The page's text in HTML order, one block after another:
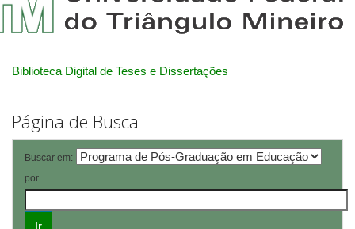
Biblioteca Digital de Teses e Dissertações
Página de Busca
Buscar em:
por